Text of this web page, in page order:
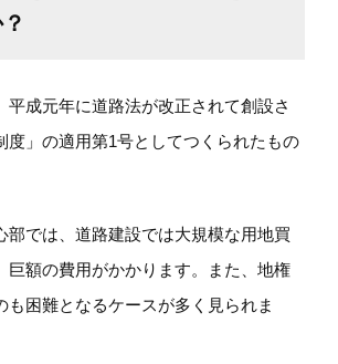
平成元年に道路法が改正されて創設さ
度」の適用第1号としてつくられたもの
部では、道路建設では大規模な用地買
巨額の費用がかかります。また、地権
も困難となるケースが多く見られま